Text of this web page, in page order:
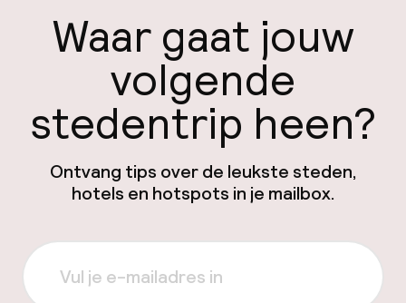
Waar gaat jouw
volgende
stedentrip heen?
Ontvang tips over de leukste steden,
hotels en hotspots in je mailbox.